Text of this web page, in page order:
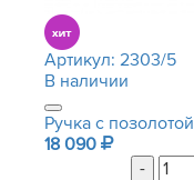
Артикул: 2303/5
В наличии
Ручка с позолотой
18 090
-